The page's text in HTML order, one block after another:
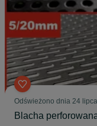
Odświeżono dnia 24
Blacha